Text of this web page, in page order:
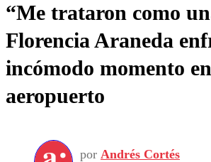
“Me trataron como
Florencia Araneda
incómodo momento en
aeropuerto
por Andrés Cortés